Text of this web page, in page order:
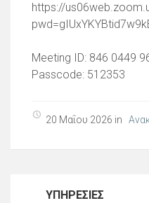
https://
Meeting ID: 846 0449
Passcode: 512353
20 Μαΐου 2026 in
ΥΠΗΡΕΣΊΕΣ